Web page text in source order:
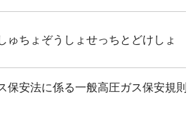
ゅちょぞうしょせっちとどけしょ
保安法に係る一般高圧ガス保安規則